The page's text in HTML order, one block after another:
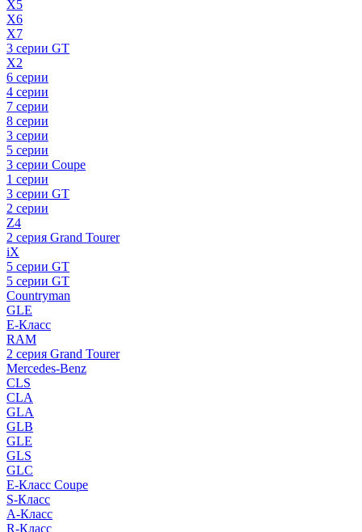
X5
X6
X7
3 серии GT
X2
6 серии
4 серии
7 серии
8 серии
3 серии
5 серии
3 серии Coupe
1 серии
3 серии GT
2 серии
Z4
2 серия Grand Tourer
iX
5 серии GT
5 серии GT
Countryman
GLE
E-Класс
RAM
2 серия Grand Tourer
Mercedes-Benz
CLS
CLA
GLA
GLB
GLE
GLS
GLC
E-Класс Coupe
S-Класс
A-Класс
R-Класс